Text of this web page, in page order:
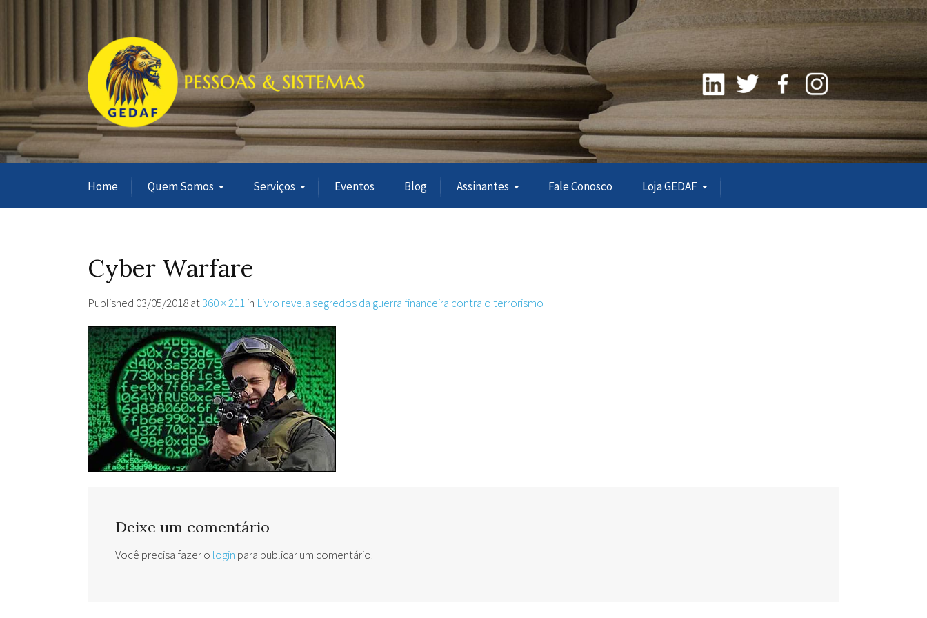
Home Quem Somos Serviços Eventos Blog Assinantes Fale Conosco Loja GEDAF
Cyber Warfare
Published 03/05/2018at360 × 211in Livro revela segredos da guerra financeira contra o terrorismo
Deixe um comentário
Você precisa fazer o login para publicar um comentário.